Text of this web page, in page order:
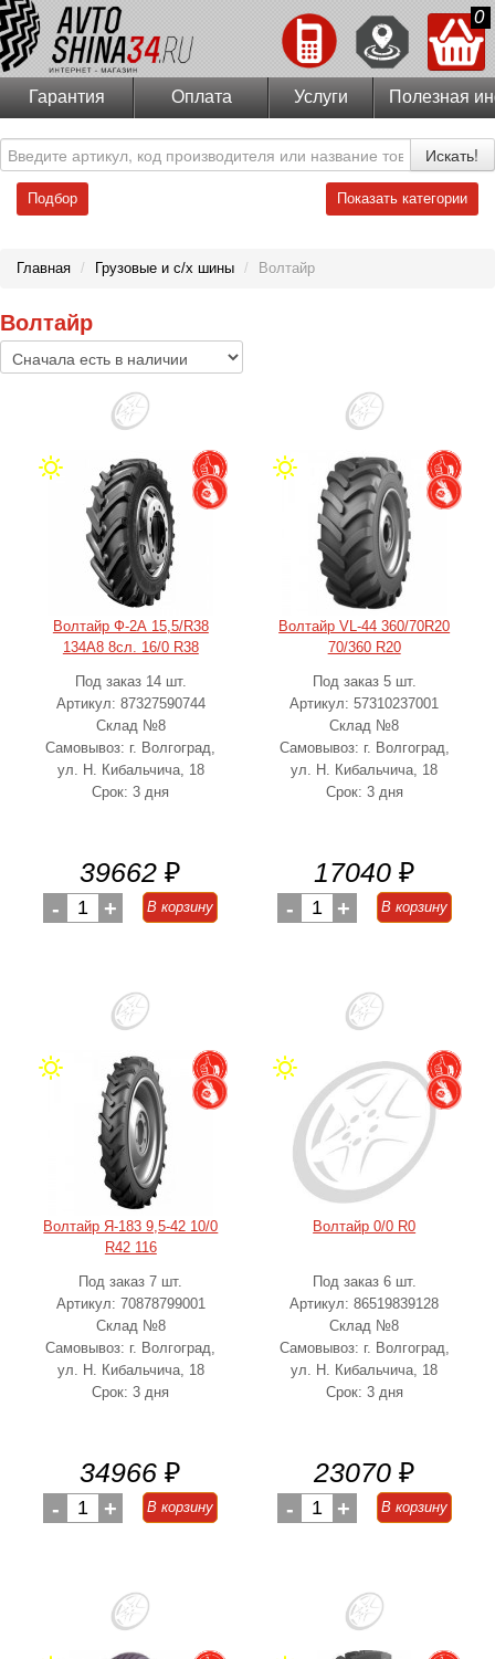
0
Гарантия Оплата Услуги Полезная
Искать!
Подбор Показать категории
Главная / Грузовые и с/х шины / Волтайр
Волтайр
Волтайр Ф-2А 15,5/R38
134A8 8сл. 16/0 R38
Под заказ 14 шт.
Артикул: 87327590744
Склад №8
Самовывоз: г. Волгоград,
ул. Н. Кибальчича, 18
Срок: 3 дня
39662 ₽
- 1 + В корзину
Волтайр VL-44 360/70R20
70/360 R20
Под заказ 5 шт.
Артикул: 57310237001
Склад №8
Самовывоз: г. Волгоград,
ул. Н. Кибальчича, 18
Срок: 3 дня
17040 ₽
- 1 + В корзину
Волтайр Я-183 9,5-42 10/0
R42 116
Под заказ 7 шт.
Артикул: 70878799001
Склад №8
Самовывоз: г. Волгоград,
ул. Н. Кибальчича, 18
Срок: 3 дня
34966 ₽
- 1 + В корзину
Волтайр 0/0 R0
Под заказ 6 шт.
Артикул: 86519839128
Склад №8
Самовывоз: г. Волгоград,
ул. Н. Кибальчича, 18
Срок: 3 дня
23070 ₽
- 1 + В корзину